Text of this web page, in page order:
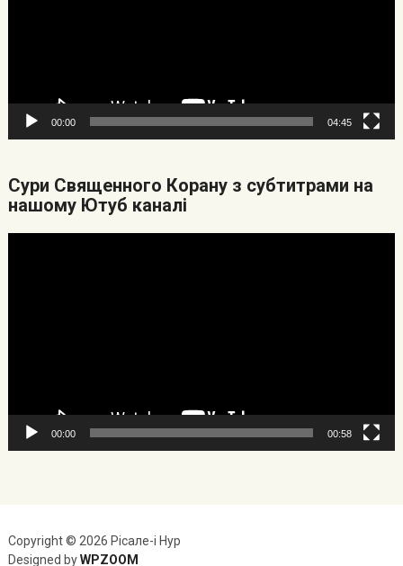
00:00 04:45
Cури Священного Корану з субтитрами на
нашому Ютуб каналі
00:00 00:58
Copyright © 2026 Рісале-і Нур
Designed byWPZOOM